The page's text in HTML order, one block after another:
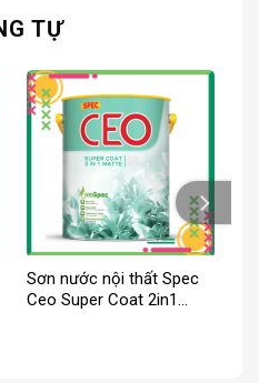
TỰ
Sơn nước nội thất Spec
Ceo Super Coat 2in1